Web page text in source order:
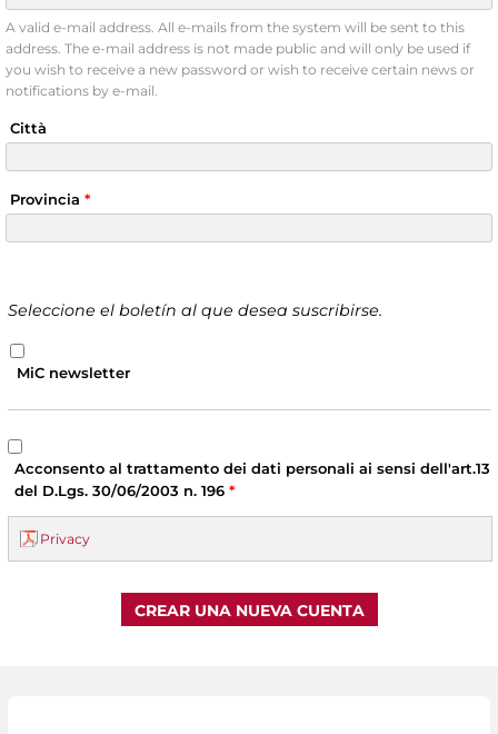
A valid e-mail address. All e-mails from the system will be sent to this
address. The e-mail address is not made public and will only be used if
you wish to receive a new password or wish to receive certain news or
notifications by e-mail.
Città
Provincia *
Seleccione el boletín al que desea suscribirse.
MiC newsletter
Acconsento al trattamento dei dati personali ai sensi dell'art.13
del D.Lgs. 30/06/2003 n. 196 *
Privacy